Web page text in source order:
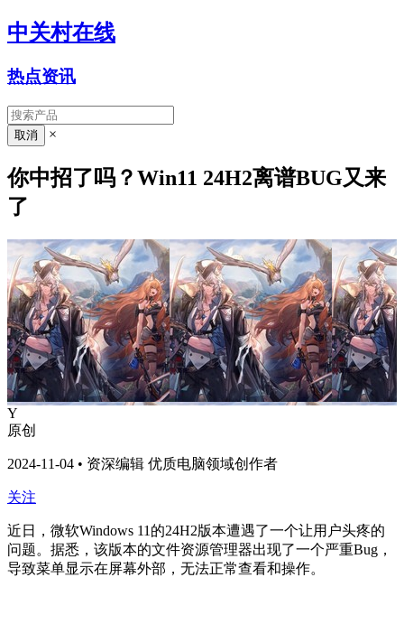
中关村在线
热点资讯
×
你中招了吗？Win11 24H2离谱BUG又来
了
Y
原创
2024-11-04 • 资深编辑 优质电脑领域创作者
关注
近日，微软Windows 11的24H2版本遭遇了一个让用户头疼的
问题。据悉，该版本的文件资源管理器出现了一个严重Bug，
导致菜单显示在屏幕外部，无法正常查看和操作。